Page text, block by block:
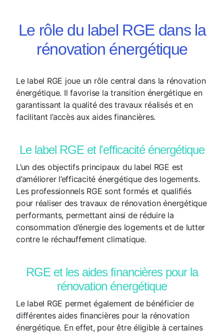
Le rôle du label RGE dans la
rénovation énergétique
Le label RGE joue un rôle central dans la rénovation
énergétique. Il favorise la transition énergétique en
garantissant la qualité des travaux réalisés et en
facilitant l’accès aux aides financières.
Le label RGE et l'efficacité énergétique
L’un des objectifs principaux du label RGE est
d’améliorer l’efficacité énergétique des logements.
Les professionnels RGE sont formés et qualifiés
pour réaliser des travaux de rénovation énergétique
performants, permettant ainsi de réduire la
consommation d’énergie des logements et de lutter
contre le réchauffement climatique.
RGE et les aides financières pour la
rénovation énergétique
Le label RGE permet également de bénéficier de
différentes aides financières pour la rénovation
énergétique. En effet, pour être éligible à certaines